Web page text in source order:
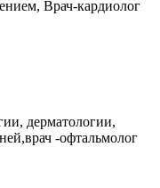
Врач-кардиолог
дерматологии,
-офтальмолог